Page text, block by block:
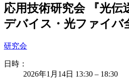
応用技術研究会 『光伝
デバイス・光ファイバ
研究会
日時：
2026年1月14日 13:30 – 18:30